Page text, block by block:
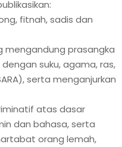
fitnah, sadis dan
mengandung prasangka
suku, agama, ras,
serta menganjurkan
atas dasar
dan bahasa, serta
orang lemah,